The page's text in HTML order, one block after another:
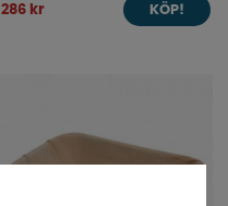
286 kr KÖP!